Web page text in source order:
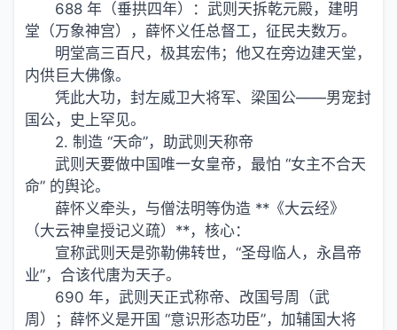
688 年（垂拱四年）：武则天拆乾元殿，建明
堂（万象神宫），薛怀义任总督工，征民夫数万。
明堂高三百尺，极其宏伟；他又在旁边建天堂，
内供巨大佛像。
凭此大功，封左威卫大将军、梁国公——男宠封
国公，史上罕见。
2. 制造 “天命”，助武则天称帝
武则天要做中国唯一女皇帝，最怕 “女主不合天
命” 的舆论。
薛怀义牵头，与僧法明等伪造 **《大云经》
（大云神皇授记义疏）**，核心：
宣称武则天是弥勒佛转世，“圣母临人，永昌帝
业”，合该代唐为天子。
690 年，武则天正式称帝、改国号周（武
周）；薛怀义是开国 “意识形态功臣”，加辅国大将